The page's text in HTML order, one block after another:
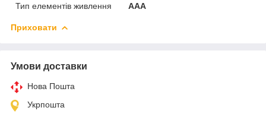
Тип елементів живлення
AAA
Приховати
Умови доставки
Нова Пошта
Укрпошта